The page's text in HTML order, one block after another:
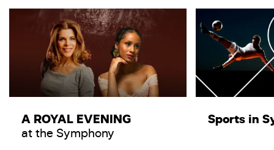
A ROYAL EVENING
at the Symphony
Sports in